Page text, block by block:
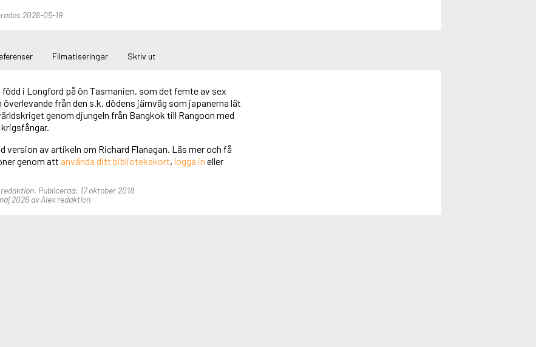
2026-05-19
Filmatiseringar Skriv ut
i Longford på ön Tasmanien, som det femte av sex
överlevande från den s.k. dödens järnväg som japanerna lät
genom djungeln från Bangkok till Rangoon med
version av artikeln om Richard Flanagan. Läs mer och få
genom att använda ditt bibliotekskort, logga in eller
Publicerad: 17 oktober 2018
2026 av Alex redaktion